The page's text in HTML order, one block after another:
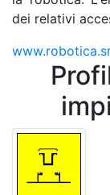
dei relativi